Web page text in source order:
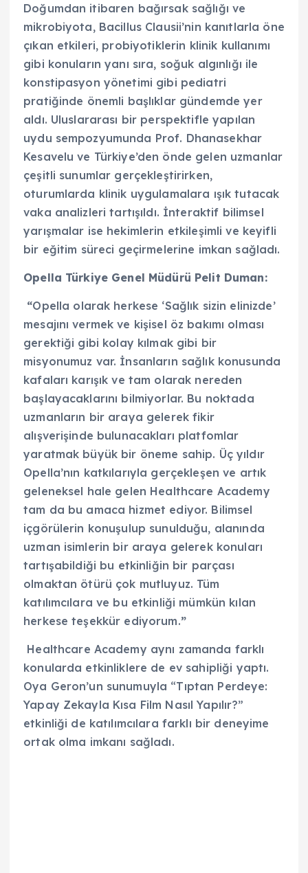
Doğumdan itibaren bağırsak sağlığı ve
mikrobiyota, Bacillus Clausii’nin kanıtlarla öne
çıkan etkileri, probiyotiklerin klinik kullanımı
gibi konuların yanı sıra, soğuk algınlığı ile
konstipasyon yönetimi gibi pediatri
pratiğinde önemli başlıklar gündemde yer
aldı. Uluslararası bir perspektifle yapılan
uydu sempozyumunda Prof. Dhanasekhar
Kesavelu ve Türkiye’den önde gelen uzmanlar
çeşitli sunumlar gerçekleştirirken,
oturumlarda klinik uygulamalara ışık tutacak
vaka analizleri tartışıldı. İnteraktif bilimsel
yarışmalar ise hekimlerin etkileşimli ve keyifli
bir eğitim süreci geçirmelerine imkan sağladı.
Opella Türkiye Genel Müdürü Pelit Duman:
“Opella olarak herkese ‘Sağlık sizin elinizde’
mesajını vermek ve kişisel öz bakımı olması
gerektiği gibi kolay kılmak gibi bir
misyonumuz var. İnsanların sağlık konusunda
kafaları karışık ve tam olarak nereden
başlayacaklarını bilmiyorlar. Bu noktada
uzmanların bir araya gelerek fikir
alışverişinde bulunacakları platfomlar
yaratmak büyük bir öneme sahip. Üç yıldır
Opella’nın katkılarıyla gerçekleşen ve artık
geleneksel hale gelen Healthcare Academy
tam da bu amaca hizmet ediyor. Bilimsel
içgörülerin konuşulup sunulduğu, alanında
uzman isimlerin bir araya gelerek konuları
tartışabildiği bu etkinliğin bir parçası
olmaktan ötürü çok mutluyuz. Tüm
katılımcılara ve bu etkinliği mümkün kılan
herkese teşekkür ediyorum.”
Healthcare Academy aynı zamanda farklı
konularda etkinliklere de ev sahipliği yaptı.
Oya Geron’un sunumuyla “Tıptan Perdeye:
Yapay Zekayla Kısa Film Nasıl Yapılır?”
etkinliği de katılımcılara farklı bir deneyime
ortak olma imkanı sağladı.